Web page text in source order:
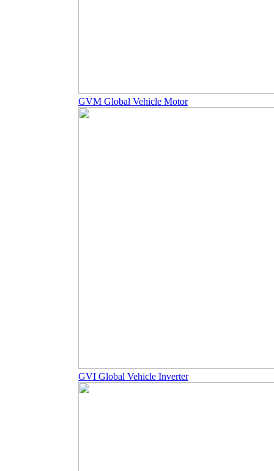
GVM Global Vehicle Motor
GVI Global Vehicle Inverter